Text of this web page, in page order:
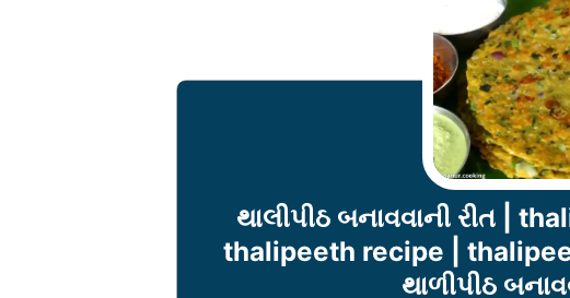
થાલીપીઠ બનાવવાની રીત |
thalipeeth recipe |
થાળીપીઠ